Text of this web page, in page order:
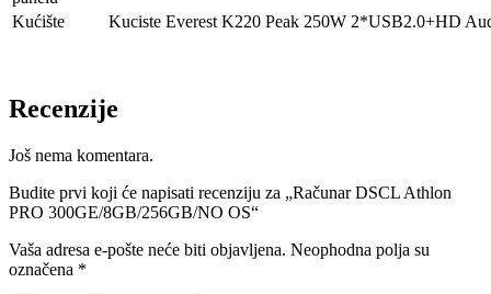
Kućište Kuciste Everest K220 Peak 250W 2*USB2.0+HD
Recenzije
Još nema komentara.
Budite prvi koji će napisati recenziju za „Računar DSCL Athlon
PRO 300GE/8GB/256GB/NO OS“
Vaša adresa e-pošte neće biti objavljena. Neophodna polja su
označena *